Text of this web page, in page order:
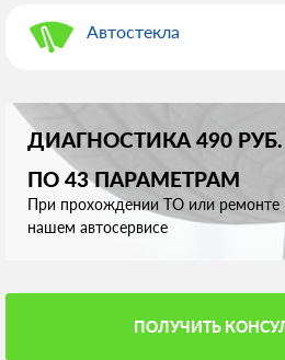
Автостекла
ДИАГНОСТИКА 490 РУБ.
ПО 43 ПАРАМЕТРАМ
При прохождении ТО или ремонте
нашем автосервисе
ПОЛУЧИТЬ